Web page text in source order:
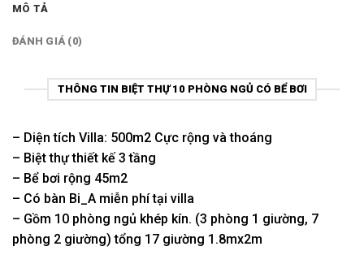
MÔ TẢ
ĐÁNH GIÁ (0)
THÔNG TIN BIỆT THỰ 10 PHÒNG NGỦ CÓ BỂ BƠI
– Diện tích Villa: 500m2 Cực rộng và thoáng
– Biệt thự thiết kế 3 tầng
– Bể bơi rộng 45m2
– Có bàn Bi_A miễn phí tại villa
– Gồm 10 phòng ngủ khép kín. (3 phòng 1 giường, 7
phòng 2 giường) tổng 17 giường 1.8mx2m